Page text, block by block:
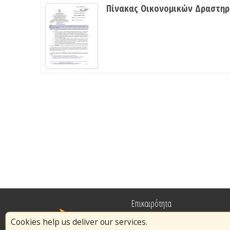
Πίνακας Οικονομικών
Cookies help us deliver our services.
Επικαιρότητα
Πυρασφάλεια